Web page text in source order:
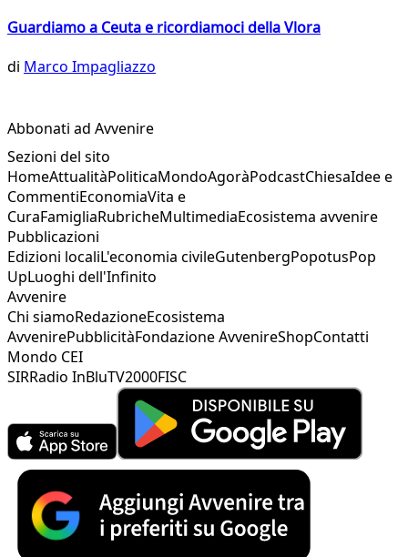
Guardiamo a Ceuta e ricordiamoci della Vlora
di Marco Impagliazzo
Abbonati ad Avvenire
Sezioni del sito
HomeAttualitàPoliticaMondoAgoràPodcastChiesaIdee e
CommentiEconomiaVita e
CuraFamigliaRubricheMultimediaEcosistema avvenire
Pubblicazioni
Edizioni localiL'economia civileGutenbergPopotusPop
UpLuoghi dell'Infinito
Avvenire
Chi siamoRedazioneEcosistema
AvvenirePubblicitàFondazione AvvenireShopContatti
Mondo CEI
SIRRadio InBluTV2000FISC